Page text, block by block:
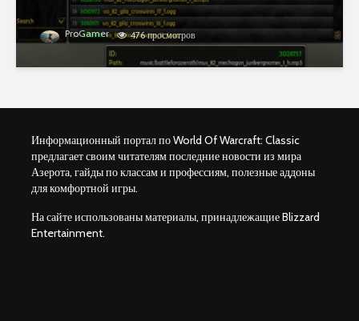
ProGamer 476 просмотров
Информационный портал по World Of Warcraft: Classic
предлагает своим читателям последние новости из мира
Азерота, гайды по классам и профессиям, полезные аддоны
для комфортной игры.
На сайте использованы материалы, принадлежащие Blizzard
Entertainment.